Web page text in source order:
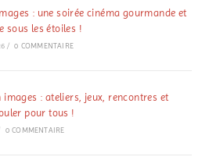
: une soirée cinéma gourmande et
sous les étoiles !
/ 0 COMMENTAIRE
images : ateliers, jeux, rencontres et
pour tous !
0 COMMENTAIRE